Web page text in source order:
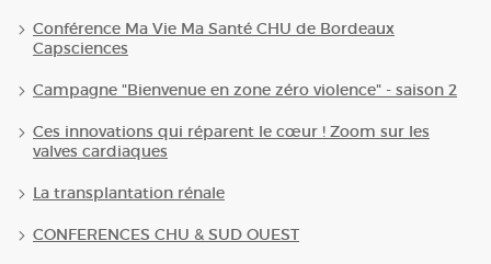
Conférence Ma Vie Ma Santé CHU de Bordeaux
Capsciences
Campagne "Bienvenue en zone zéro violence" - saison 2
Ces innovations qui réparent le cœur ! Zoom sur les
valves cardiaques
La transplantation rénale
CONFERENCES CHU & SUD OUEST